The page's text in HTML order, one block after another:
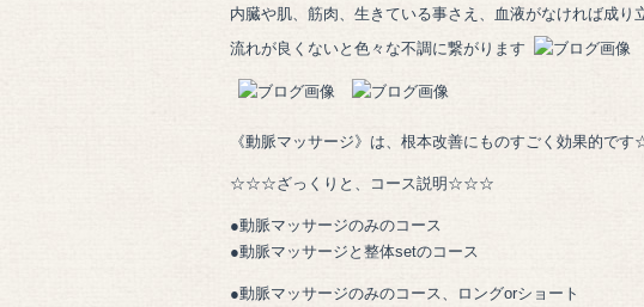
内臓や肌、筋肉、生きている事さえ、血液がなければ成り
流れが良くないと色々な不調に繋がります
《動脈マッサージ》は、根本改善にものすごく効果的です
☆☆☆ざっくりと、コース説明☆☆☆
●動脈マッサージのみのコース
●動脈マッサージと整体setのコース
●動脈マッサージのみのコース、ロングorショート